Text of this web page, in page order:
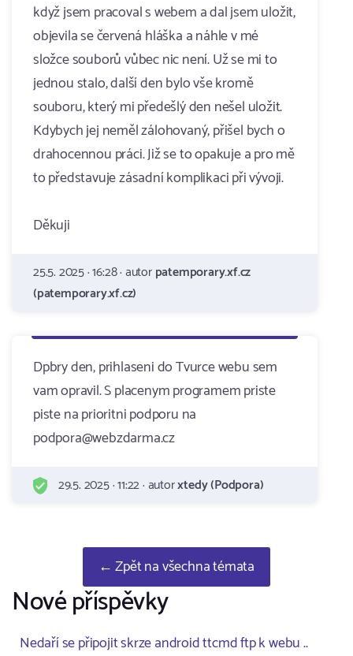
když jsem pracoval s webem a dal jsem uložit,
objevila se červená hláška a náhle v mé
složce souborů vůbec nic není. Už se mi to
jednou stalo, další den bylo vše kromě
souboru, který mi předešlý den nešel uložit.
Kdybych jej neměl zálohovaný, přišel bych o
drahocennou práci. Již se to opakuje a pro mě
to představuje zásadní komplikaci při vývoji.
Děkuji
25.5. 2025 · 16:28 · autorpatemporary.xf.cz
(patemporary.xf.cz)
Dpbry den, prihlaseni do Tvurce webu sem
vam opravil. S placenym programem priste
piste na prioritni podporu na
podpora@webzdarma.cz
29.5. 2025 · 11:22 · autorxtedy (Podpora)
← Zpět na všechna témata
Nové příspěvky
Nedaří se připojit skrze android ttcmd ftp k webu ..